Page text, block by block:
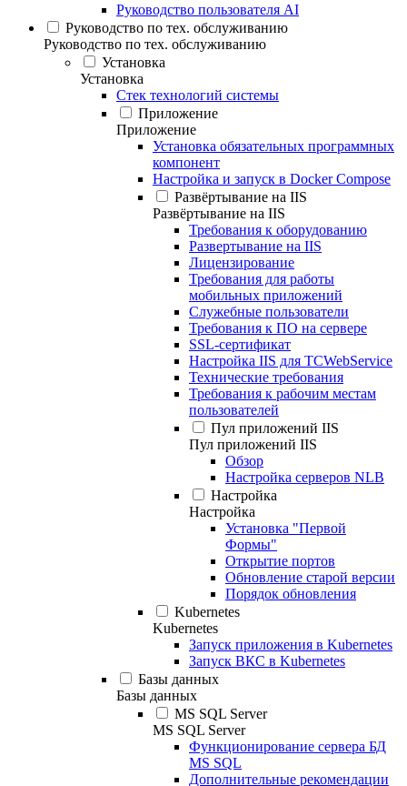
Руководство пользователя AI
Руководство по тех. обслуживанию
Руководство по тех. обслуживанию
Установка
Установка
Стек технологий системы
Приложение
Приложение
Установка обязательных программных
компонент
Настройка и запуск в Docker Compose
Развёртывание на IIS
Развёртывание на IIS
Требования к оборудованию
Развертывание на IIS
Лицензирование
Требования для работы
мобильных приложений
Служебные пользователи
Требования к ПО на сервере
SSL-сертификат
Настройка IIS для TCWebService
Технические требования
Требования к рабочим местам
пользователей
Пул приложений IIS
Пул приложений IIS
Обзор
Настройка серверов NLB
Настройка
Настройка
Установка "Первой
Формы"
Открытие портов
Обновление старой версии
Порядок обновления
Kubernetes
Kubernetes
Запуск приложения в Kubernetes
Запуск ВКС в Kubernetes
Базы данных
Базы данных
MS SQL Server
MS SQL Server
Функционирование сервера БД
MS SQL
Дополнительные рекомендации